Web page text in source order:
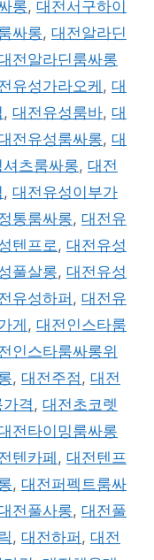
롱, 대전서구하이
싸롱, 대전알라딘
전알라딘룸싸롱
유성가라오케 , 대
, 대전유성룸바, 대
전유성룸싸롱, 대
츠룸싸롱, 대전
, 대전유성이부가
통룸싸롱, 대전유
텐프로 , 대전유성
풀살롱, 대전유성
유성하퍼 , 대전유
게 , 대전인스타룸
인스타룸싸롱위
, 대전주점 , 대전
격 , 대전초코렛
전타이밍룸싸롱
텐카페 , 대전텐프
, 대전퍼펙트룸싸
전풀사롱, 대전풀
, 대전하퍼 , 대전